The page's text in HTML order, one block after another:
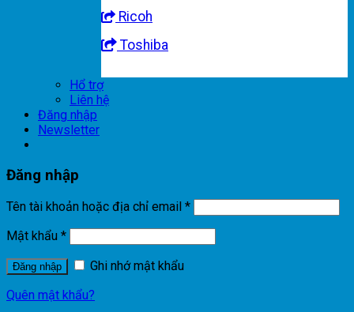
Ricoh
Toshiba
Hổ trợ
Liên hệ
Đăng nhập
Newsletter
Đăng nhập
Tên tài khoản hoặc địa chỉ email *
Mật khẩu *
Đăng nhập
Ghi nhớ mật khẩu
Quên mật khẩu?